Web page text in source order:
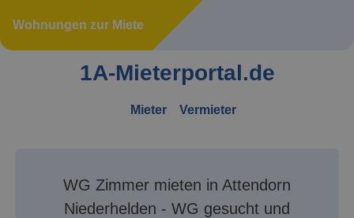
Wohnungen zur Miete
1A-Mieterportal.de
Mieter Vermieter
WG Zimmer mieten in Attendorn
Niederhelden - WG gesucht und